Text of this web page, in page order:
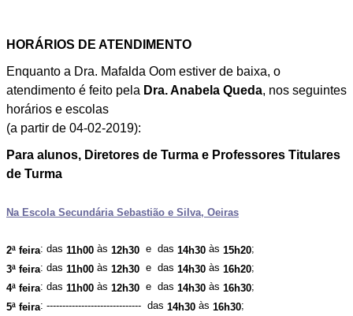
HORÁRIOS DE ATENDIMENTO
Enquanto a Dra. Mafalda Oom estiver de baixa, o
atendimento é feito pela Dra. Anabela Queda, nos seguintes
horários e escolas
(a partir de 04-02-2019):
Para alunos, Diretores de Turma e Professores Titulares
de Turma
Na Escola Secundária Sebastião e Silva, Oeiras
2ª feira: das 11h00 às 12h30 e das 14h30 às 15h20;
3ª feira: das 11h00 às 12h30 e das 14h30 às 16h20;
4ª feira: das 11h00 às 12h30 e das 14h30 às 16h30;
5ª feira: ------------------------------ das 14h30 às 16h30;